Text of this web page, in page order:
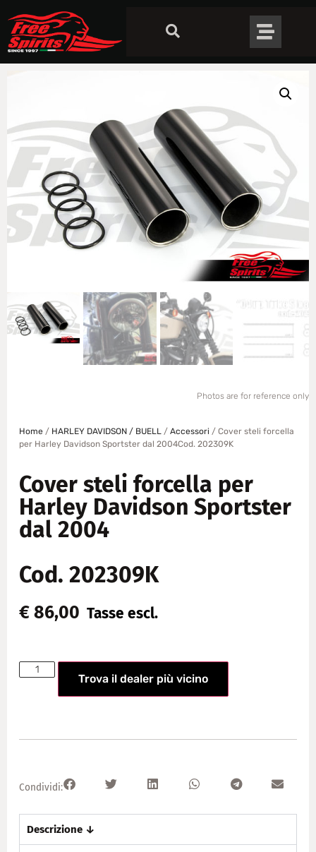
Photos are for reference only
Home / HARLEY DAVIDSON / BUELL /Accessori / Cover steli forcella
per Harley Davidson Sportster dal 2004Cod. 202309K
Cover steli forcella per
Harley Davidson Sportster
dal 2004
Cod. 202309K
€ 86,00 Tasse escl.
Trova il dealer più vicino
Condividi:
Descrizione ↓